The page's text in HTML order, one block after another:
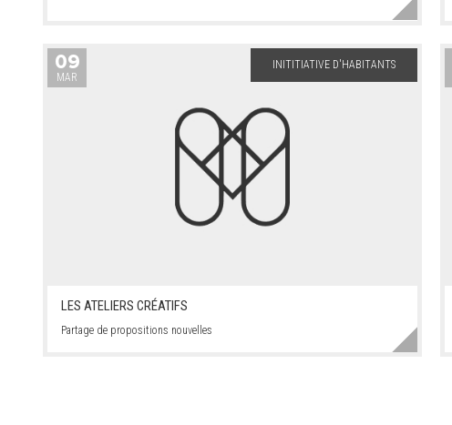
LES ATELIERS CRÉATIFS
Partage de propositions nouvelles
09
MAR
INITITIATIVE D'HABITANTS